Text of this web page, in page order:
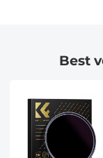
Best